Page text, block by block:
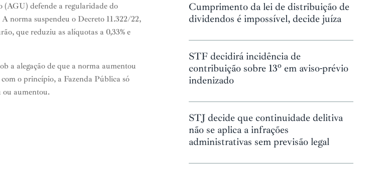
defende a regularidade do
norma suspendeu o Decreto 11.322/22,
que reduziu as alíquotas a 0,33% e
a alegação de que a norma aumentou
o princípio, a Fazenda Pública só
aumentou.
Cumprimento da lei de distribuição de
dividendos é impossível, decide juíza
STF decidirá incidência de
contribuição sobre 13º em aviso-prévio
indenizado
STJ decide que continuidade delitiva
não se aplica a infrações
administrativas sem previsão legal